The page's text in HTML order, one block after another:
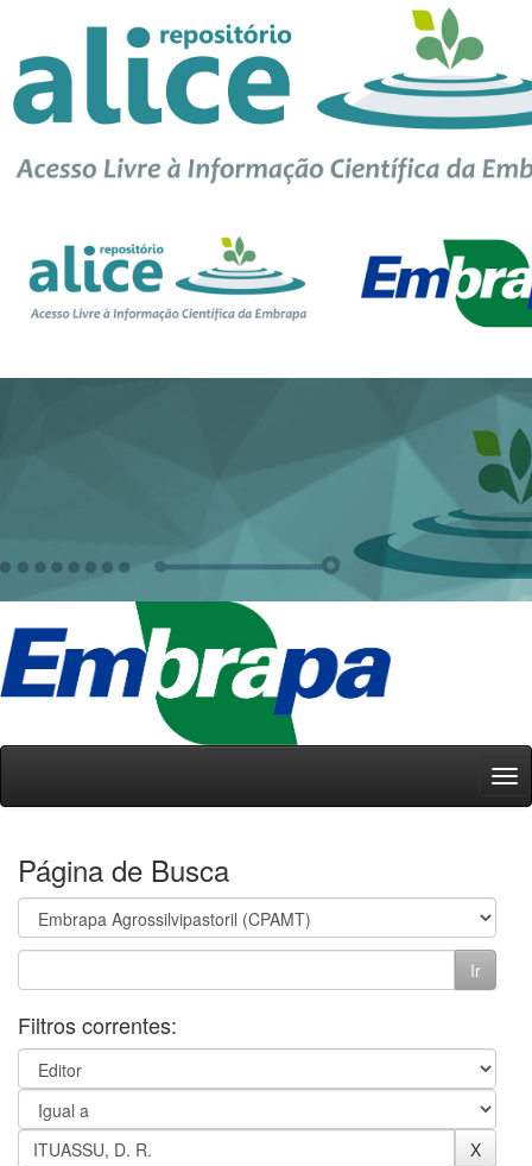
Skip
Página de Busca
Filtros correntes: